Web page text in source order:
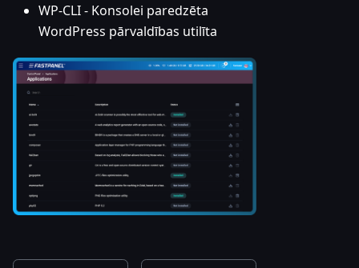
WP-CLI - Konsolei paredzēta
WordPress pārvaldības utilīta